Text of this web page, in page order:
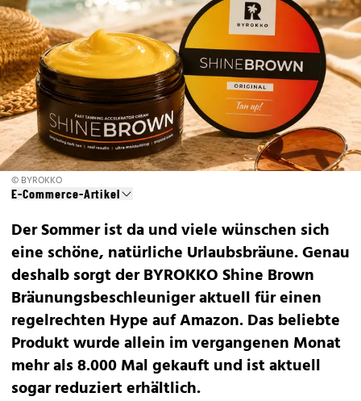
© BYROKKO
E-Commerce-Artikel
Der Sommer ist da und viele wünschen sich
eine schöne, natürliche Urlaubsbräune. Genau
deshalb sorgt der BYROKKO Shine Brown
Bräunungsbeschleuniger aktuell für einen
regelrechten Hype auf Amazon. Das beliebte
Produkt wurde allein im vergangenen Monat
mehr als 8.000 Mal gekauft und ist aktuell
sogar reduziert erhältlich.